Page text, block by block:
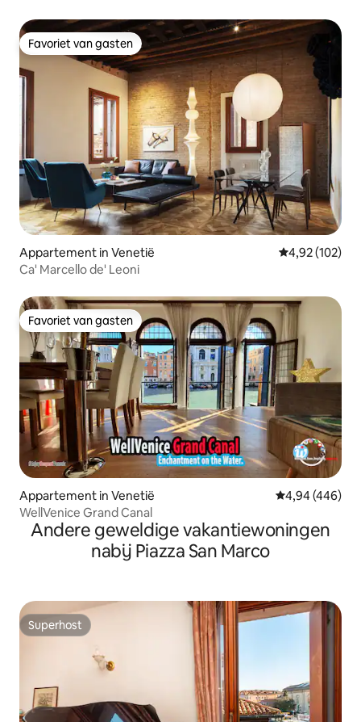
Favoriet van gasten
Favoriet van gasten
Appartement in Venetië Gemiddelde
4,92 (102)
Ca' Marcello de' Leoni
Favoriet van gasten
Favoriet van gasten
Appartement in Venetië Gemiddelde
4,94 (446)
WellVenice Grand Canal
Andere geweldige vakantiewoningen
nabij Piazza San Marco
Superhost
Superhost